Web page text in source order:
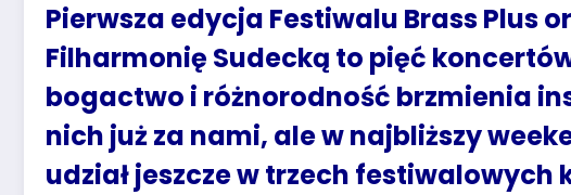
Pierwsza edycja Festiwalu Brass Plus
Filharmonię Sudecką to pięć
bogactwo i różnorodność brzmienia
nich już za nami, ale w najbliższy
udział jeszcze w trzech festiwalowych